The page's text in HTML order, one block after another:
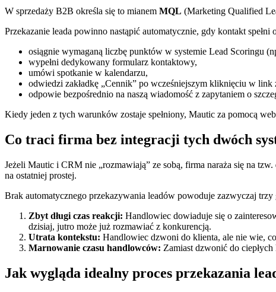
W sprzedaży B2B określa się to mianem MQL (Marketing Qualified
Przekazanie leada powinno nastąpić automatycznie, gdy kontakt spełni
osiągnie wymaganą liczbę punktów w systemie Lead Scoringu
wypełni dedykowany formularz kontaktowy,
umówi spotkanie w kalendarzu,
odwiedzi zakładkę „Cennik” po wcześniejszym kliknięciu w link
odpowie bezpośrednio na naszą wiadomość z zapytaniem o
Kiedy jeden z tych warunków zostaje spełniony, Mautic za pomocą
Co traci firma bez integracji tych dwóch
Jeżeli Mautic i CRM nie „rozmawiają” ze sobą, firma naraża się na
na ostatniej prostej.
Brak automatycznego przekazywania leadów powoduje zazwyczaj trzy
Zbyt długi czas reakcji: Handlowiec dowiaduje się o
dzisiaj, jutro może już rozmawiać z konkurencją.
Utrata kontekstu: Handlowiec dzwoni do klienta, ale nie wie,
Marnowanie czasu handlowców: Zamiast dzwonić do
Jak wygląda idealny proces przekazania